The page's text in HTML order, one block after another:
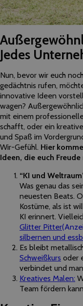
Jedes
Nun, bevor wir euch
gedächtnis rufen,
innovative Ideen
wagen?
mit einem
schafft, oder ein
und Spaß im
Wir-Gefühl. Hier
Ideen, die euch
“KI und
Was genau das
neuesten Beats.
Kostüme, als ist
KI erinnert.
Glitter Pitter
silbernen und
Es bleibt
Schweißkurs oder
verbindet und
Kreatives Malen:
Team fördern